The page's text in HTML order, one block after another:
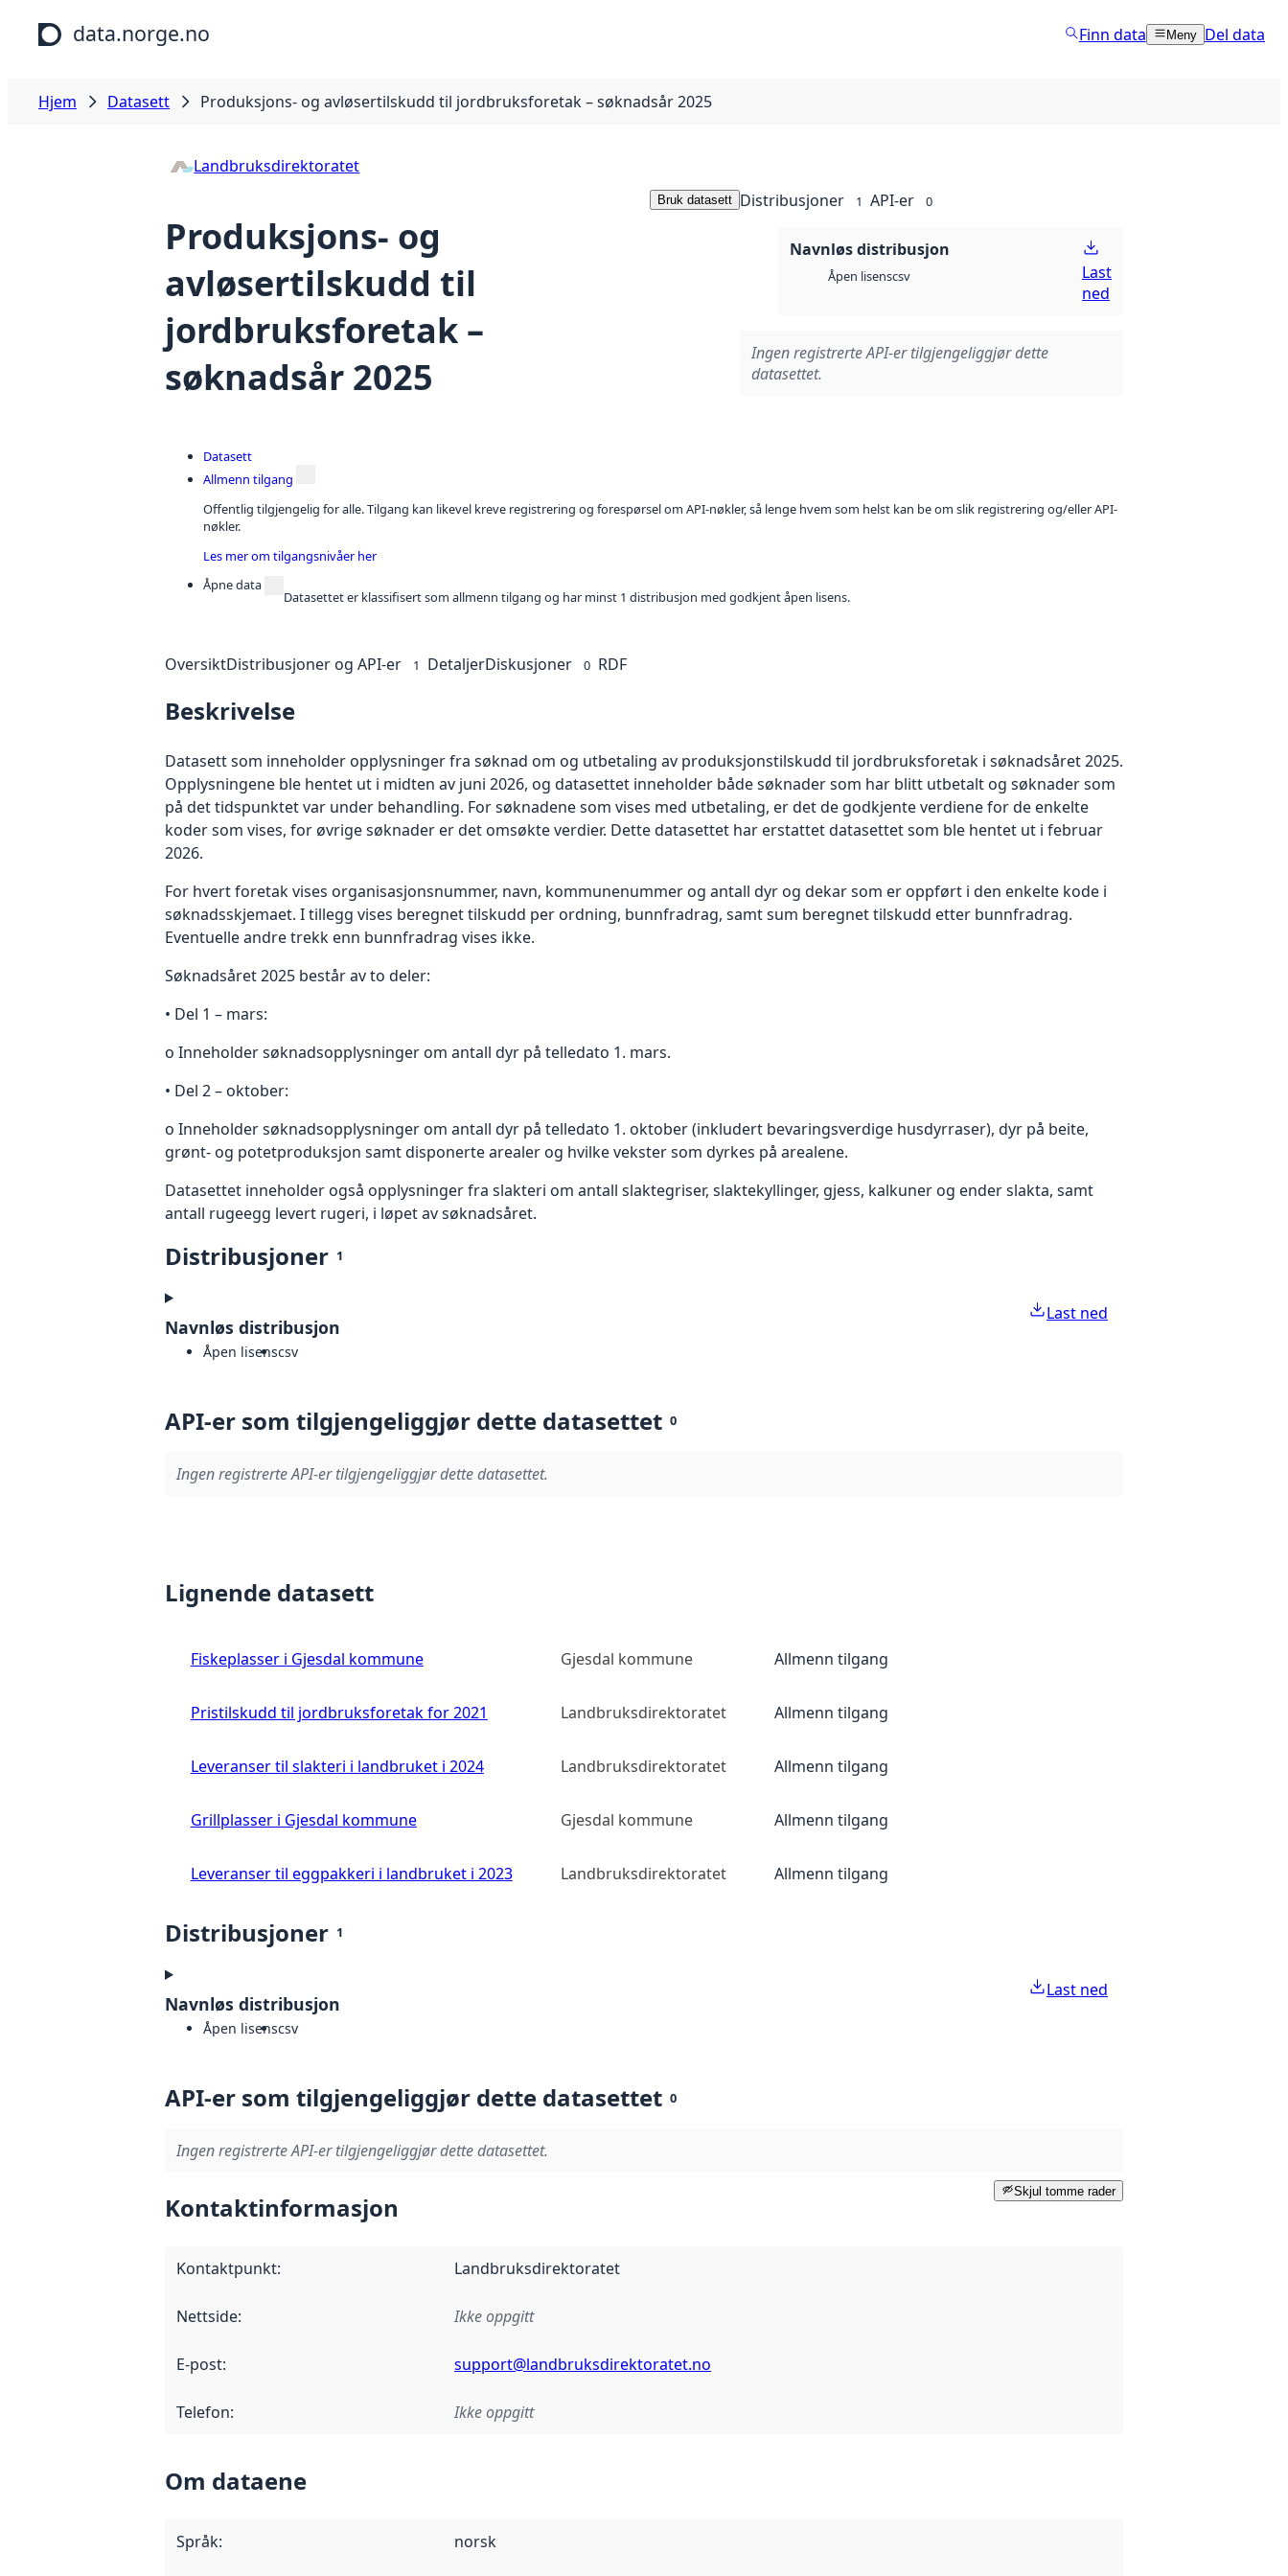
Hopp til hovedinnhold
data.norge.no Finn data Meny Del data
Hjem Datasett Produksjons- og avløsertilskudd til jordbruksforetak – søknadsår 2025
Landbruksdirektoratet
Produksjons- og
avløsertilskudd til
jordbruksforetak –
søknadsår 2025
Bruk datasett Distribusjoner 1 API-er 0
Navnløs distribusjon
Åpen lisenscsv
Last
ned
Ingen registrerte API-er tilgjengeliggjør dette
datasettet.
Datasett
Allmenn tilgang
Offentlig tilgjengelig for alle. Tilgang kan likevel kreve registrering og forespørsel om API-nøkler, så lenge hvem som helst kan be om slik registrering og/eller API-
nøkler.
Les mer om tilgangsnivåer her
Åpne data
Datasettet er klassifisert som allmenn tilgang og har minst 1 distribusjon med godkjent åpen lisens.
OversiktDistribusjoner og API-er 1 DetaljerDiskusjoner 0 RDF
Beskrivelse
Datasett som inneholder opplysninger fra søknad om og utbetaling av produksjonstilskudd til jordbruksforetak i søknadsåret 2025.
Opplysningene ble hentet ut i midten av juni 2026, og datasettet inneholder både søknader som har blitt utbetalt og søknader som
på det tidspunktet var under behandling. For søknadene som vises med utbetaling, er det de godkjente verdiene for de enkelte
koder som vises, for øvrige søknader er det omsøkte verdier. Dette datasettet har erstattet datasettet som ble hentet ut i februar
2026.
For hvert foretak vises organisasjonsnummer, navn, kommunenummer og antall dyr og dekar som er oppført i den enkelte kode i
søknadsskjemaet. I tillegg vises beregnet tilskudd per ordning, bunnfradrag, samt sum beregnet tilskudd etter bunnfradrag.
Eventuelle andre trekk enn bunnfradrag vises ikke.
Søknadsåret 2025 består av to deler:
• Del 1 – mars:
o Inneholder søknadsopplysninger om antall dyr på telledato 1. mars.
• Del 2 – oktober:
o Inneholder søknadsopplysninger om antall dyr på telledato 1. oktober (inkludert bevaringsverdige husdyrraser), dyr på beite,
grønt- og potetproduksjon samt disponerte arealer og hvilke vekster som dyrkes på arealene.
Datasettet inneholder også opplysninger fra slakteri om antall slaktegriser, slaktekyllinger, gjess, kalkuner og ender slakta, samt
antall rugeegg levert rugeri, i løpet av søknadsåret.
Distribusjoner 1
Navnløs distribusjon
Åpen lisenscsv
Last ned
API-er som tilgjengeliggjør dette datasettet 0
Ingen registrerte API-er tilgjengeliggjør dette datasettet.
Lignende datasett
Fiskeplasser i Gjesdal kommune Gjesdal kommune Allmenn tilgang
Pristilskudd til jordbruksforetak for 2021 Landbruksdirektoratet Allmenn tilgang
Leveranser til slakteri i landbruket i 2024 Landbruksdirektoratet Allmenn tilgang
Grillplasser i Gjesdal kommune Gjesdal kommune Allmenn tilgang
Leveranser til eggpakkeri i landbruket i 2023 Landbruksdirektoratet Allmenn tilgang
Distribusjoner 1
Navnløs distribusjon
Åpen lisenscsv
Last ned
API-er som tilgjengeliggjør dette datasettet 0
Ingen registrerte API-er tilgjengeliggjør dette datasettet.
Skjul tomme rader
Kontaktinformasjon
Kontaktpunkt: Landbruksdirektoratet
Nettside: Ikke oppgitt
E-post: support@landbruksdirektoratet.no
Telefon: Ikke oppgitt
Om dataene
Språk: norsk